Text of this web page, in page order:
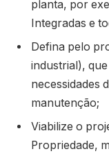
planta, por
Integradas e
Defina pelo
industrial),
necessidades
manutenção;
Viabilize o
Propriedade,